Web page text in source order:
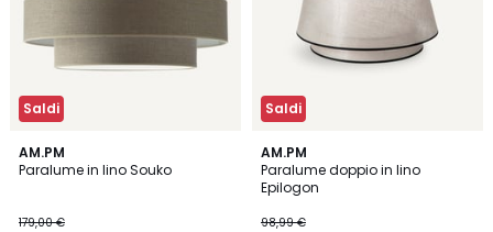
Saldi
AM.PM
Paralume in lino Souko
179,00 €
3,6
/ 5
2
Colori
Saldi
AM.PM
Paralume doppio in lino
Epilogon
98,99 €
4,4
/ 5